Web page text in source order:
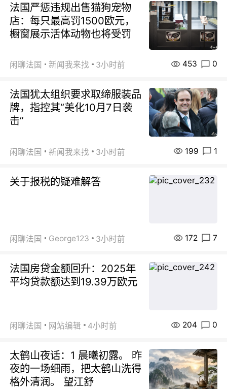
法国严惩违规出售猫狗宠物
店：每只最高罚1500欧元，
橱窗展示活体动物也将受罚
闲聊法国 新闻我来找 3小时前 453 0
法国犹太组织要求取缔服装品
牌，指控其“美化10月7日袭
击”
闲聊法国 新闻我来找 3小时前 199 1
关于报税的疑难解答
闲聊法国 George123 3小时前 172 7
法国房贷金额回升：2025年
平均贷款额达到19.39万欧元
闲聊法国 网站编辑 4小时前 204 0
太鹤山夜话：1 晨曦初露。 昨
夜的一场细雨，把太鹤山洗得
格外清润。 望江舒